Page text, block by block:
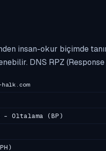
insan-okur biçimde
DNS RPZ
- Oltalama (BP)